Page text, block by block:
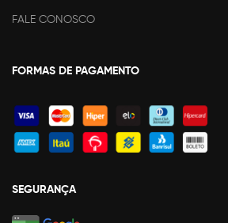
FALE CONOSCO
FORMAS DE PAGAMENTO
SEGURANÇA